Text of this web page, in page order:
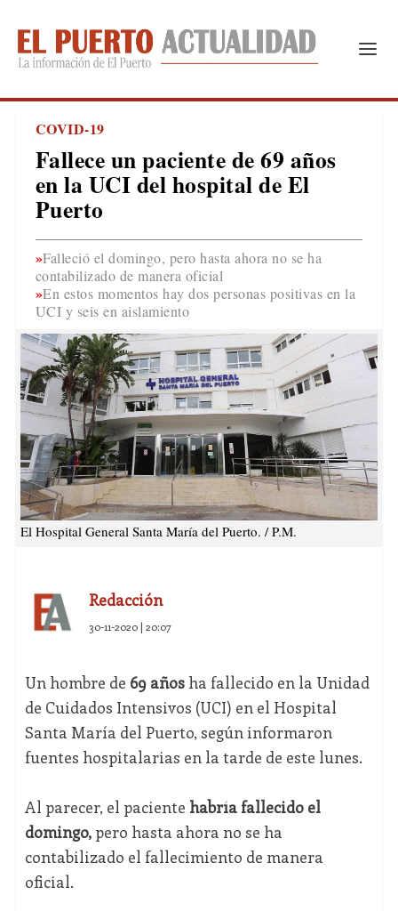
COVID-19
Fallece un paciente de 69 años
en la UCI del hospital de El
Puerto
Falleció el domingo, pero hasta ahora no se ha
contabilizado de manera oficial
En estos momentos hay dos personas positivas en la
UCI y seis en aislamiento
El Hospital General Santa María del Puerto. / P.M.
Redacción
30-11-2020 | 20:07
Un hombre de 69 añosha fallecido en la Unidad
de Cuidados Intensivos (UCI) en el Hospital
Santa María del Puerto, según informaron
fuentes hospitalarias en la tarde de este lunes.
Al parecer, el paciente habría fallecido el
domingo,pero hasta ahora no se ha
contabilizado el fallecimiento de manera
oficial.